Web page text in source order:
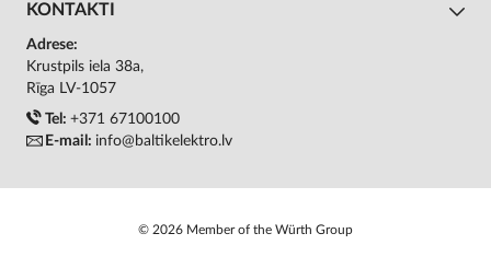
KONTAKTI
Adrese:
Krustpils iela 38a,
Rīga LV-1057
Tel: +371 67100100
E-mail: info@baltikelektro.lv
© 2026 Member of the Würth Group